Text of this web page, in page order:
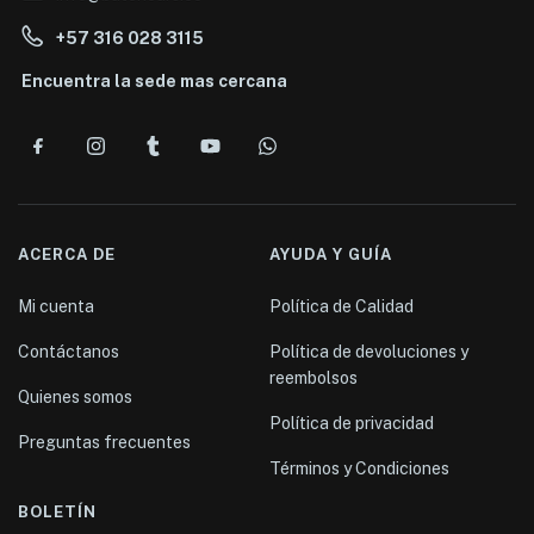
+57 316 028 3115
Encuentra la sede mas cercana
ACERCA DE
Mi cuenta
Contáctanos
Quienes somos
Preguntas frecuentes
AYUDA Y GUÍA
Política de Calidad
Política de devoluciones y
reembolsos
Política de privacidad
Términos y Condiciones
BOLETÍN